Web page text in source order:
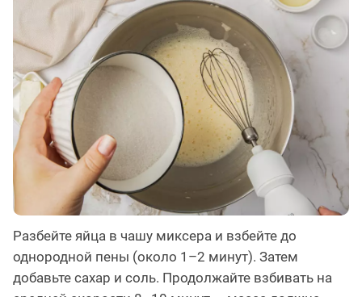
Разбейте яйца в чашу миксера и взбейте до
однородной пены (около 1–2 минут). Затем
добавьте сахар и соль. Продолжайте взбивать на